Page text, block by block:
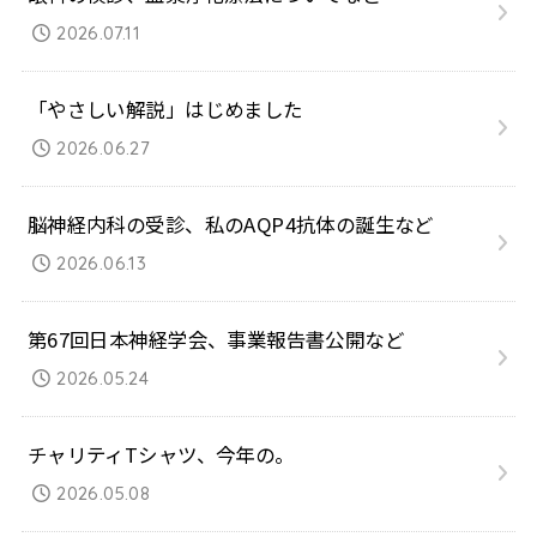
2026.07.11
「やさしい解説」はじめました
2026.06.27
脳神経内科の受診、私のAQP4抗体の誕生など
2026.06.13
第67回日本神経学会、事業報告書公開など
2026.05.24
チャリティTシャツ、今年の。
2026.05.08